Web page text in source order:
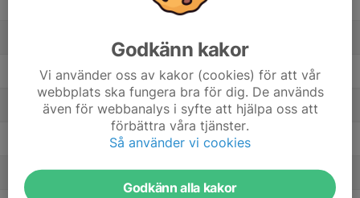
20. Forserums IF (6) 4 8
21. Nässjö FF (P18) 1 1
22. Bäckseda IF (5) 1
23. Ölmstads IS A-lag 0 0
Godkänn kakor
Vi använder oss av kakor (cookies) för att vår
webbplats ska fungera bra för dig. De används
även för webbanalys i syfte att hjälpa oss att
förbättra våra tjänster.
Så använder vi cookies
Godkänn alla kakor